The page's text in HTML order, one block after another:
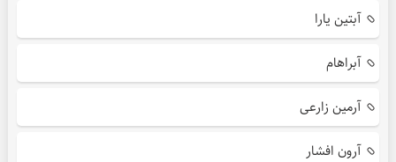
آبتین یارا
آبراهام
آرمین زارعی
آرون افشار